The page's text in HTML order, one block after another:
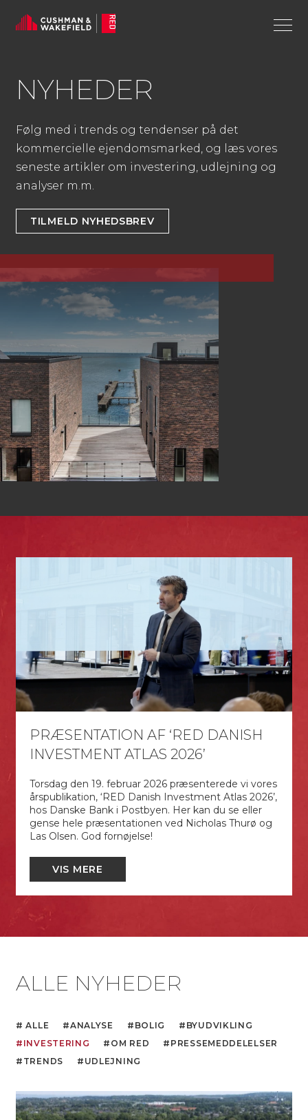
NYHE­DER
Følg med i trends og tendenser på det
kommercielle ejendomsmarked, og læs vores
seneste artikler om investering, udlejning og
analyser m.m.
TILMELD NYHEDSBREV
PRÆSENTATION AF ‘RED DANISH
INVESTMENT ATLAS 2026’
Torsdag den 19. februar 2026 præsenterede vi vores
årspublikation, ‘RED Danish Investment Atlas 2026’,
hos Danske Bank i Postbyen. Her kan du se eller
gense hele præsentationen ved Nicholas Thurø og
Las Olsen. God fornøjelse!
VIS MERE
ALLE NYHEDER
ALLE ANALYSE BOLIG
BYUDVIKLING
INVESTERING
OM RED
PRESSEMEDDELELSER
TRENDS
UDLEJNING